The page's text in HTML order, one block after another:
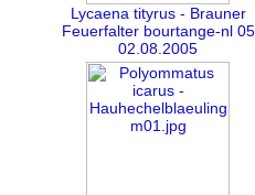
Lycaena tityrus - Brauner
Feuerfalter bourtange-nl 05
02.08.2005